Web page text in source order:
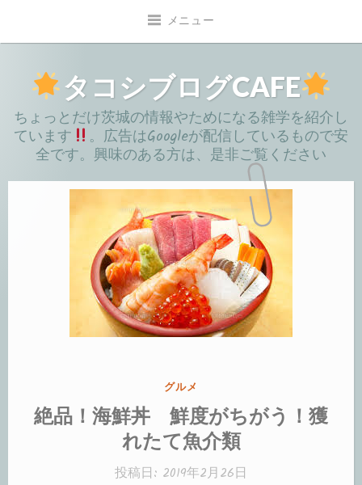
メニュー
タコシブログCAFE
ちょっとだけ茨城の情報やためになる雑学を紹介し
ています
。広告はGoogleが配信しているもので安
全です。興味のある方は、是非ご覧ください
カ
テ
ゴ
リ
グルメ
絶品！海鮮丼 鮮度がちがう！獲
れたて魚介類
投稿日: 2019年2月26日